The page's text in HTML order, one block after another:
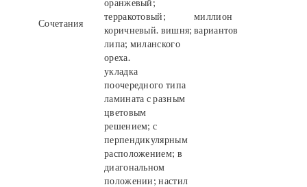
Сочетания
оранжевый;
терракотовый;
коричневый. вишня;
липа; миланского
ореха.
миллион
вариантов
укладка
поочередного типа
ламината с разным
цветовым
решением; с
перпендикулярным
расположением; в
диагональном
положении; настил